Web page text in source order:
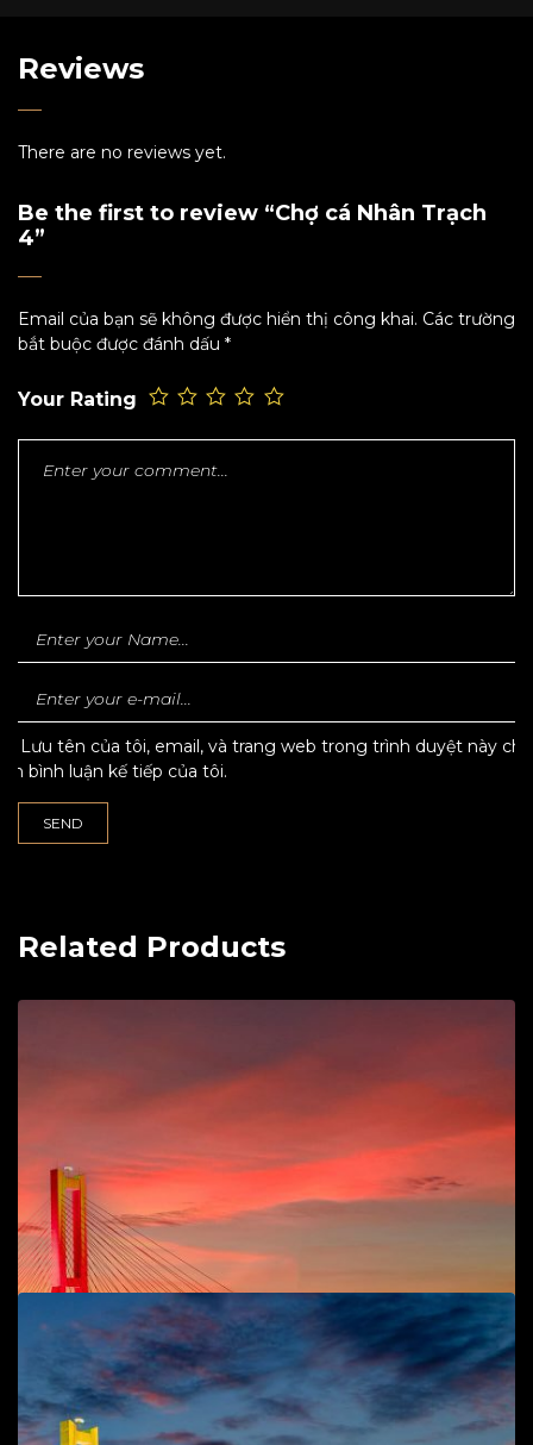
Reviews
There are no reviews yet.
Be the first to review “Chợ cá Nhân Trạch
4”
Email của bạn sẽ không được hiển thị công khai. Các trường
bắt buộc được đánh dấu *
Your Rating
Lưu tên của tôi, email, và trang web trong trình duyệt này cho
lần bình luận kế tiếp của tôi.
Related Products